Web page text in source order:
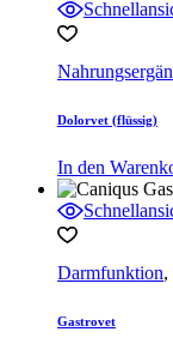
Dolorvet (flüssig)
In den
Darmfunktion,
Gastrovet